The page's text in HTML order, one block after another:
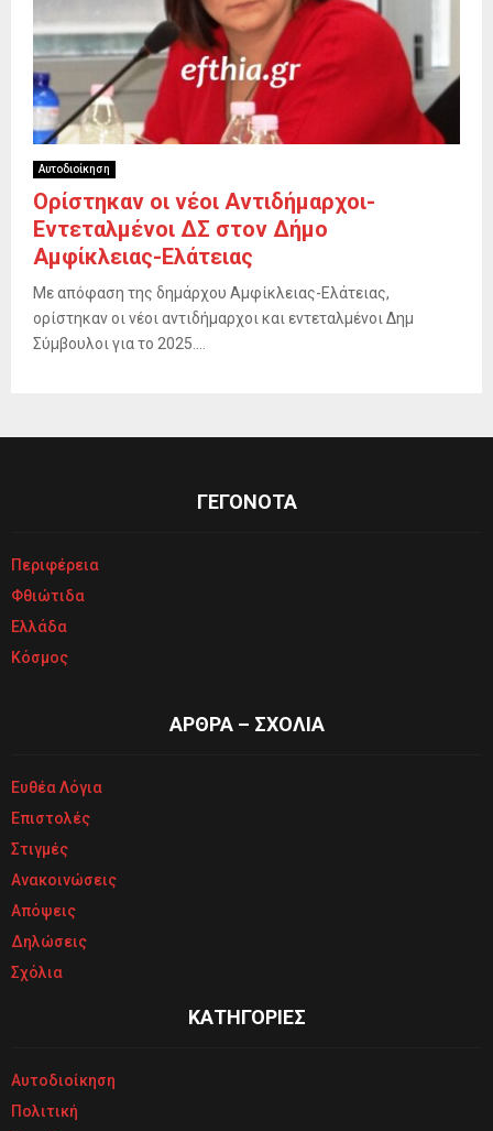
Αυτοδιοίκηση
Ορίστηκαν οι νέοι Αντιδήμαρχοι-
Εντεταλμένοι ΔΣ στον Δήμο
Αμφίκλειας-Ελάτειας
Με απόφαση της δημάρχου Αμφίκλειας-Ελάτειας,
ορίστηκαν οι νέοι αντιδήμαρχοι και εντεταλμένοι Δημ
Σύμβουλοι για το 2025....
ΓΕΓΟΝΟΤΑ
Περιφέρεια
Φθιώτιδα
Ελλάδα
Κόσμος
ΑΡΘΡΑ – ΣΧΟΛΙΑ
Ευθέα Λόγια
Επιστολές
Στιγμές
Ανακοινώσεις
Απόψεις
Δηλώσεις
Σχόλια
ΚΑΤΗΓΟΡΙΕΣ
Αυτοδιοίκηση
Πολιτική